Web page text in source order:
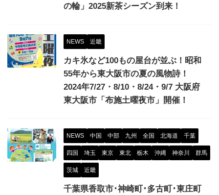
の輪」2025新茶シーズン到来！
NEWS 近畿
カキ氷など100もの屋台が並ぶ！昭和
55年から東大阪市の夏の風物詩！
2024年7/27・8/10・8/24・9/7 大阪府
東大阪市「布施土曜夜市」開催！
NEWS 中国 中部 九州 全国 北海道 千葉
四国 埼玉 東京 東北 栃木 沖縄 神奈川 群馬
茨城 近畿
千葉県香取市･神崎町･多古町･東庄町